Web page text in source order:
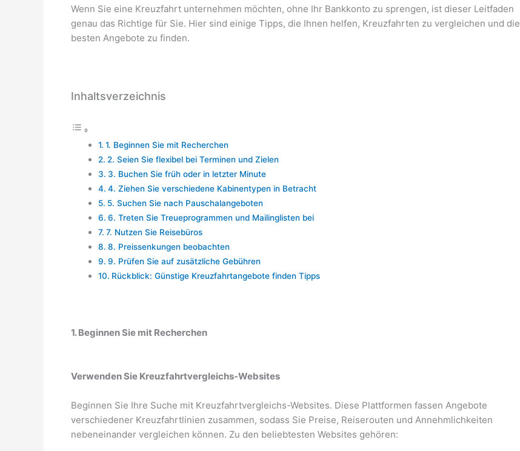
Wenn Sie eine Kreuzfahrt unternehmen möchten, ohne Ihr Bankkonto zu sprengen, ist dieser Leitfaden
genau das Richtige für Sie. Hier sind einige Tipps, die Ihnen helfen, Kreuzfahrten zu vergleichen und die
besten Angebote zu finden.
Inhaltsverzeichnis
1. Beginnen Sie mit Recherchen
2. Seien Sie flexibel bei Terminen und Zielen
3. Buchen Sie früh oder in letzter Minute
4. Ziehen Sie verschiedene Kabinentypen in Betracht
5. Suchen Sie nach Pauschalangeboten
6. Treten Sie Treueprogrammen und Mailinglisten bei
7. Nutzen Sie Reisebüros
8. Preissenkungen beobachten
9. Prüfen Sie auf zusätzliche Gebühren
Rückblick: Günstige Kreuzfahrtangebote finden Tipps
1. Beginnen Sie mit Recherchen
Verwenden Sie Kreuzfahrtvergleichs-Websites
Beginnen Sie Ihre Suche mit Kreuzfahrtvergleichs-Websites. Diese Plattformen fassen Angebote
verschiedener Kreuzfahrtlinien zusammen, sodass Sie Preise, Reiserouten und Annehmlichkeiten
nebeneinander vergleichen können. Zu den beliebtesten Websites gehören: